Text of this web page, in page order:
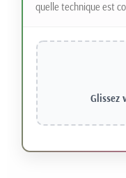
quelle technique est
Glissez